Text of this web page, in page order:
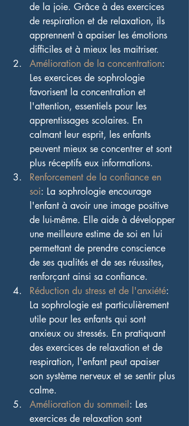
de la joie. Grâce à des exercices
de respiration et de relaxation, ils
apprennent à apaiser les émotions
difficiles et à mieux les maitriser.
Amélioration de la concentration:
Les exercices de sophrologie
favorisent la concentration et
l'attention, essentiels pour les
apprentissages scolaires. En
calmant leur esprit, les enfants
peuvent mieux se concentrer et sont
plus réceptifs eux informations.
Renforcement de la confiance en
soi: La sophrologie encourage
l'enfant à avoir une image positive
de lui-même. Elle aide à développer
une meilleure estime de soi en lui
permettant de prendre conscience
de ses qualités et de ses réussites,
renforçant ainsi sa confiance.
Réduction du stress et de l'anxiété:
La sophrologie est particulièrement
utile pour les enfants qui sont
anxieux ou stressés. En pratiquant
des exercices de relaxation et de
respiration, l'enfant peut apaiser
son système nerveux et se sentir plus
calme.
Amélioration du sommeil : Les
exercices de relaxation sont